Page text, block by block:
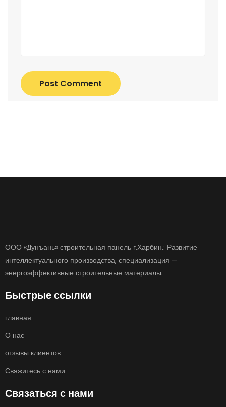
Post Comment
ООО «Дунъань» строительная панель г.Харбин.: Развитие
интеллектуального производства, специализация —
энергоэффективные строительные материалы.
Быстрые ссылки
главная
О нас
отзывы клиентов
Свяжитесь с нами
Связаться с нами